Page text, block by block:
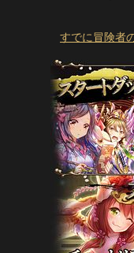
すでに冒険者